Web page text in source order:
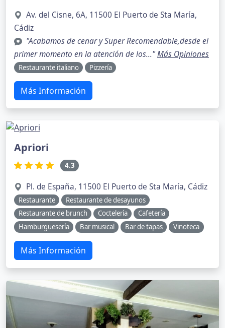
Av. del Cisne, 6A, 11500 El Puerto de Sta María,
Cádiz
"Acabamos de cenar y Super Recomendable,desde el
primer momento en la atención de los..."Más Opiniones
Restaurante italiano Pizzería
Más Información
Apriori
4.3
Pl. de España, 11500 El Puerto de Sta María, Cádiz
Restaurante
Restaurante de desayunos
Restaurante de brunch
Coctelería
Cafetería
Hamburguesería
Bar musical Bar de tapas Vinoteca
Más Información